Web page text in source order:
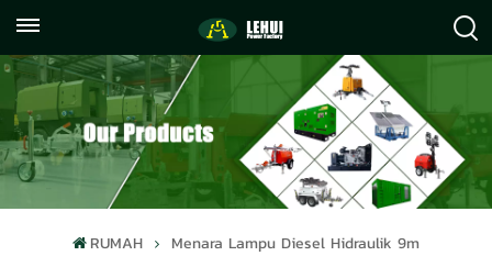
059122071372
info@lehuipowerfactory.com
RUMAH Menara Lampu Diesel Hidraulik 9m